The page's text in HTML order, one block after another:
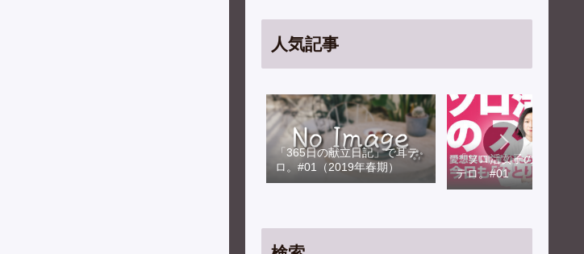
人気記事
「365日の献立日記」で耳テ
ロ。#01（2019年春期）
「ソロ活女子のススメ」
テロ。#01